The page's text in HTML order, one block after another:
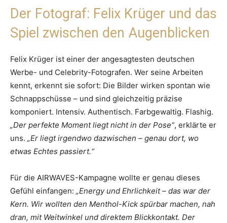
Der Fotograf: Felix Krüger und das
Spiel zwischen den Augenblicken
Felix Krüger ist einer der angesagtesten deutschen
Werbe- und Celebrity-Fotografen. Wer seine Arbeiten
kennt, erkennt sie sofort: Die Bilder wirken spontan wie
Schnappschüsse – und sind gleichzeitig präzise
komponiert. Intensiv. Authentisch. Farbgewaltig. Flashig.
„Der perfekte Moment liegt nicht in der Pose“, erklärte er
uns. „Er liegt irgendwo dazwischen – genau dort, wo
etwas Echtes passiert.“
Für die AIRWAVES-Kampagne wollte er genau dieses
Gefühl einfangen: „Energy und Ehrlichkeit – das war der
Kern. Wir wollten den Menthol-Kick spürbar machen, nah
dran, mit Weitwinkel und direktem Blickkontakt. Der